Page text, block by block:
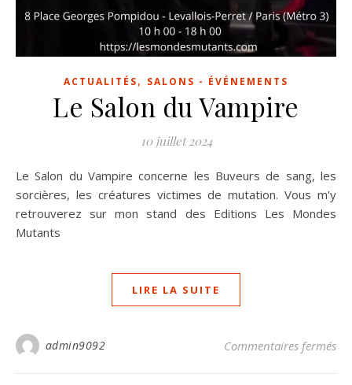
ACTUALITÉS, SALONS - ÉVÉNEMENTS
Le Salon du Vampire
10 juillet 2024
Le Salon du Vampire concerne les Buveurs de sang, les
sorcières, les créatures victimes de mutation. Vous m'y
retrouverez sur mon stand des Editions Les Mondes
Mutants
LIRE LA SUITE
admin9092 Commentaires fermés